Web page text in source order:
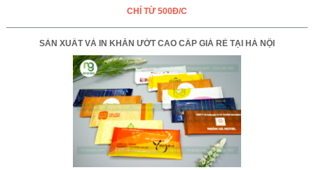
CHỈ TỪ 500Đ/C
SẢN XUẤT VÀ IN KHĂN ƯỚT CAO CẤP GIÁ RẺ TẠI HÀ NỘI